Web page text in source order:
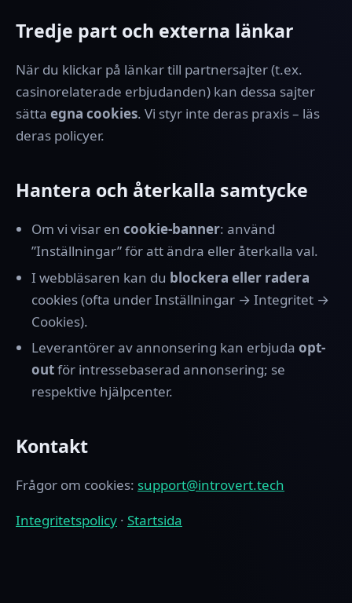
Tredje part och externa länkar
När du klickar på länkar till partnersajter (t.ex.
casinorelaterade erbjudanden) kan dessa sajter
sätta egna cookies. Vi styr inte deras praxis – läs
deras policyer.
Hantera och återkalla samtycke
Om vi visar en cookie-banner: använd
”Inställningar” för att ändra eller återkalla val.
I webbläsaren kan du blockera eller radera
cookies (ofta under Inställningar → Integritet →
Cookies).
Leverantörer av annonsering kan erbjuda opt-
outför intressebaserad annonsering; se
respektive hjälpcenter.
Kontakt
Frågor om cookies: support@introvert.tech
Integritetspolicy · Startsida